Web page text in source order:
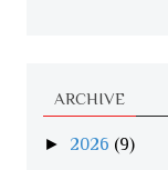
ARCHIVE
► 2026 (9)